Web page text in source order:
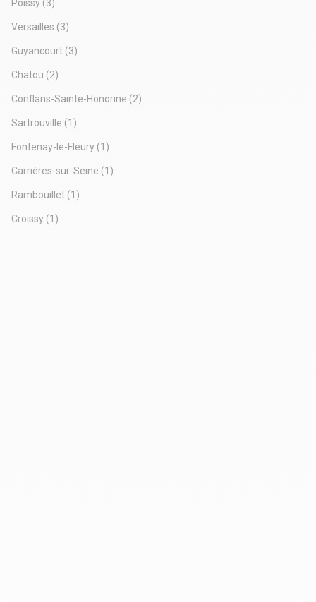
Poissy (3)
Versailles (3)
Guyancourt (3)
Chatou (2)
Conflans-Sainte-Honorine (2)
Sartrouville (1)
Fontenay-le-Fleury (1)
Carrières-sur-Seine (1)
Rambouillet (1)
Croissy (1)